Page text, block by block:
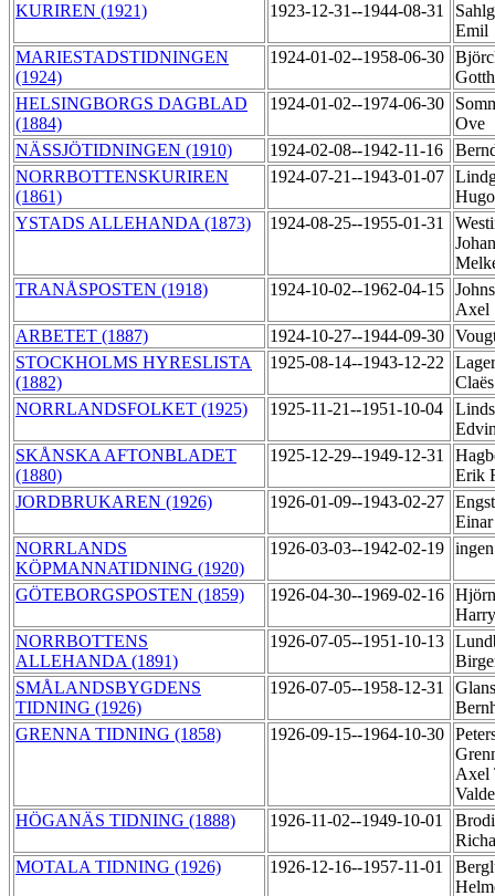
KURIREN (1921) 1923-12-31--1944-08-31
Emil
MARIESTADSTIDNINGEN
(1924)
1924-01-02--1958-06-30
HELSINGBORGS DAGBLAD
(1884)
1924-01-02--1974-06-30
Ove
NÄSSJÖTIDNINGEN (1910)
1924-02-08--1942-11-16
NORRBOTTENSKURIREN
(1861)
1924-07-21--1943-01-07
YSTADS ALLEHANDA (1873)
1924-08-25--1955-01-31
Johan
TRANÅSPOSTEN (1918)
1924-10-02--1962-04-15
Axel
ARBETET (1887)
1924-10-27--1944-09-30
STOCKHOLMS HYRESLISTA
(1882)
1925-08-14--1943-12-22
NORRLANDSFOLKET (1925)
1925-11-21--1951-10-04
SKÅNSKA AFTONBLADET
(1880)
1925-12-29--1949-12-31
Erik
JORDBRUKAREN (1926)
1926-01-09--1943-02-27
NORRLANDS
KÖPMANNATIDNING (1920)
1926-03-03--1942-02-19
GÖTEBORGSPOSTEN (1859) 1926-04-30--1969-02-16
NORRBOTTENS
ALLEHANDA (1891)
1926-07-05--1951-10-13
SMÅLANDSBYGDENS
TIDNING (1926)
1926-07-05--1958-12-31
GRENNA TIDNING (1858)
1926-09-15--1964-10-30
Axel
HÖGANÄS TIDNING (1888)
1926-11-02--1949-10-01
MOTALA TIDNING (1926)
1926-12-16--1957-11-01